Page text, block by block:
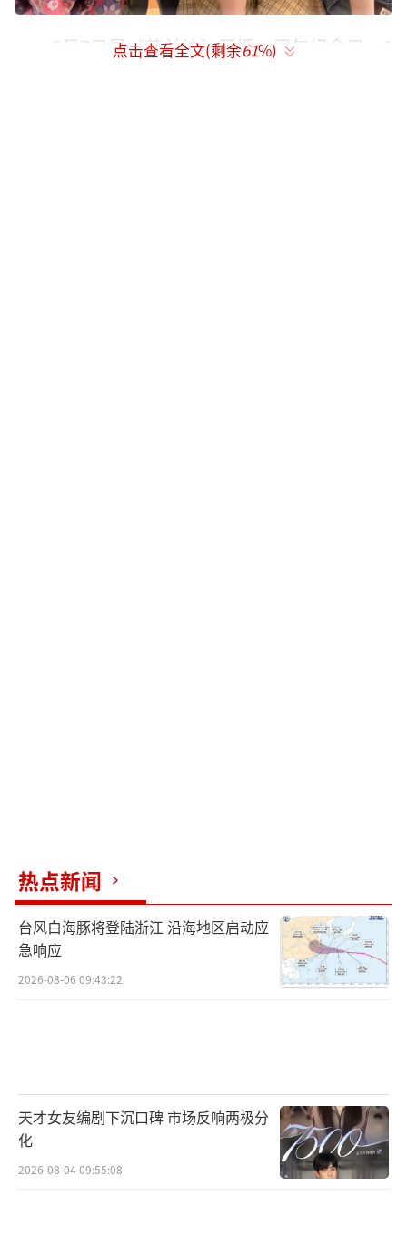
8月7日是《苍兰诀》开播一周年纪念日，8
点击查看全文(剩余61%)
热点新闻
台风白海豚将登陆浙江 沿海地区启动应
急响应
2026-08-06 09:43:22
天才女友编剧下沉口碑 市场反响两极分
化
2026-08-04 09:55:08